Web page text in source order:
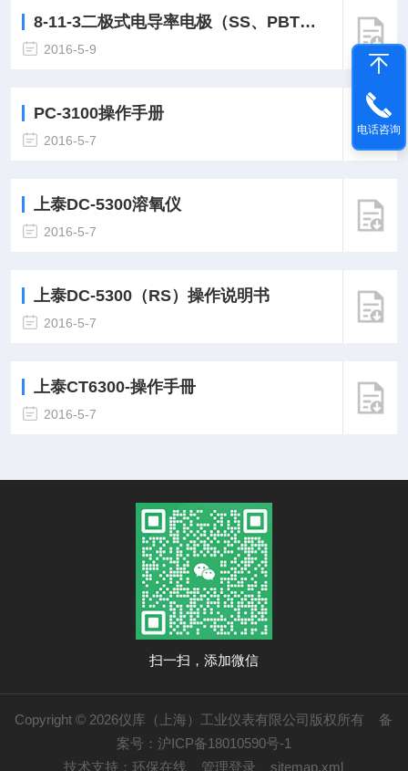
8-11-3二极式电导率电极（SS、PBT材质）
2016-5-9
PC-3100操作手册
2016-5-7
上泰DC-5300溶氧仪
2016-5-7
上泰DC-5300（RS）操作说明书
2016-5-7
上泰CT6300-操作手冊
2016-5-7
扫一扫，添加微信
Copyright © 2026仪库（上海）工业仪表有限公司版权所有 备
案号：沪ICP备18010590号-1
技术支持：环保在线 管理登录 sitemap.xml
电话咨询